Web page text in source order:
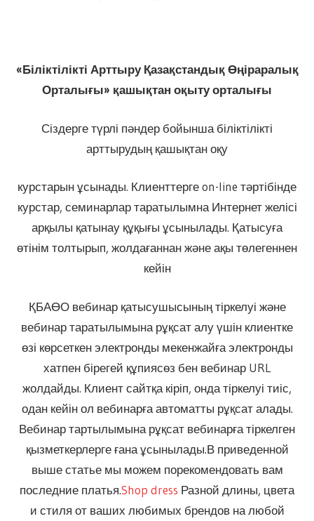
«Біліктілікті Арттыру Қазақстандық Өңіраралық
Орталығы» қашықтан оқыту орталығы
Сіздерге түрлі пәндер бойынша біліктілікті
арттырудың қашықтан оқу
курстарын ұсынады. Клиенттерге on-line тәртібінде
курстар, семинарлар таратылымна Интернет желісі
арқылы қатынау құқығы ұсынылады. Қатысуға
өтінім толтырып, жолдағаннан және ақы төлегеннен
кейін
ҚБАӨО вебинар қатысушысының тіркелуі және
вебинар таратылымына рұқсат алу үшін клиентке
өзі көрсеткен электронды мекенжайға электронды
хатпен бірегей құпиясөз бен вебинар URL
жолдайды. Клиент сайтқа кіріп, онда тіркелуі тиіс,
одан кейін ол вебинарға автоматты рұқсат алады.
Вебинар тартылымына рұқсат вебинарға тіркелген
қызметкерлерге ғана ұсынылады.В приведенной
выше статье мы можем порекомендовать вам
последние платья.Shop dress Разной длины, цвета
и стиля от ваших любимых брендов на любой